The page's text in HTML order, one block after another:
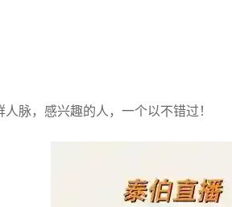
脉，感兴趣的人，一个以不错过！